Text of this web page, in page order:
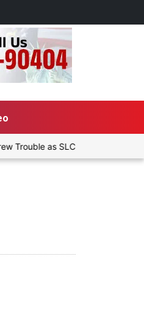
as SLC XI Reach 363/8 at